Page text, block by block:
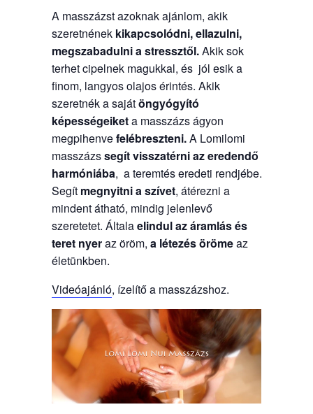
A masszázst azoknak ajánlom, akik
szeretnének kikapcsolódni, ellazulni,
megszabadulni a stressztől.Akik sok
terhet cipelnek magukkal, és jól esik a
finom, langyos olajos érintés. Akik
szeretnék a sajátöngyógyító
képességeiketa masszázs ágyon
megpihenvefelébreszteni.A Lomilomi
masszázssegít visszatérni az eredendő
harmóniába, a teremtés eredeti rendjébe.
Segít megnyitni a szívet, átérezni a
mindent átható, mindig jelenlevő
szeretetet. Általaelindul az áramlás és
teret nyeraz öröm, a létezés örömeaz
életünkben.
Videóajánló, ízelítő a masszázshoz.